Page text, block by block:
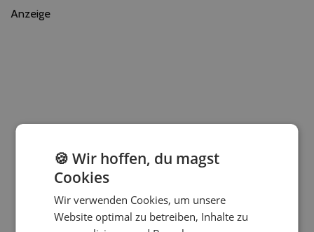
Anzeige
🍪 Wir hoffen, du magst
Cookies
Wir verwenden Cookies, um unsere
Website optimal zu betreiben, Inhalte zu